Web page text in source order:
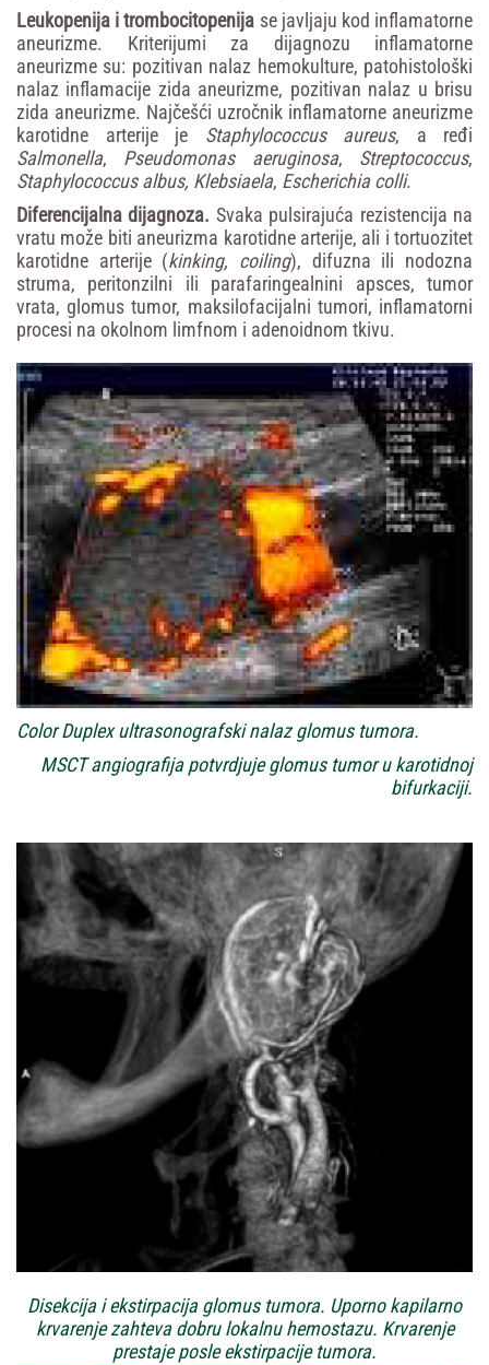
Leukopenija i trombocitopenija se javljaju kod inflamatorne
aneurizme. Kriterijumi za dijagnozu inflamatorne
aneurizme su: pozitivan nalaz hemokulture, patohistološki
nalaz inflamacije zida aneurizme, pozitivan nalaz u brisu
zida aneurizme. Najčešći uzročnik inflamatorne aneurizme
karotidne arterije je Staphylococcus aureus, a ređi
Salmonella, Pseudomonas aeruginosa, Streptococcus,
Staphylococcus albus, Klebsiaela, Escherichia colli.
Diferencijalna dijagnoza. Svaka pulsirajuća rezistencija na
vratu može biti aneurizma karotidne arterije, ali i tortuozitet
karotidne arterije (kinking, coiling), difuzna ili nodozna
struma, peritonzilni ili parafaringealnini apsces, tumor
vrata, glomus tumor, maksilofacijalni tumori, inflamatorni
procesi na okolnom limfnom i adenoidnom tkivu.
Color Duplex ultrasonografski nalaz glomus tumora.
MSCT angiografija potvrdjuje glomus tumor u karotidnoj
bifurkaciji.
Disekcija i ekstirpacija glomus tumora. Uporno kapilarno
krvarenje zahteva dobru lokalnu hemostazu. Krvarenje
prestaje posle ekstirpacije tumora.